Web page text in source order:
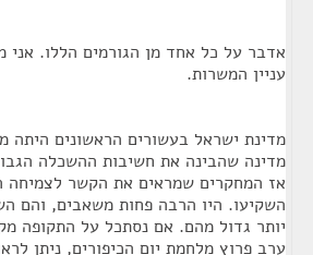
אדבר על כל אחד מן הגורמים הללו.
עניין המשרות.
מדינת ישראל בעשורים הראשונים היתה
מדינה שהבינה את חשיבות ההשכלה
אז המחקרים שמראים את הקשר לצמיחה
השקיעו. היו הרבה פחות משאבים, והם
יותר גדול מהם. אם נסתכל על התקופה